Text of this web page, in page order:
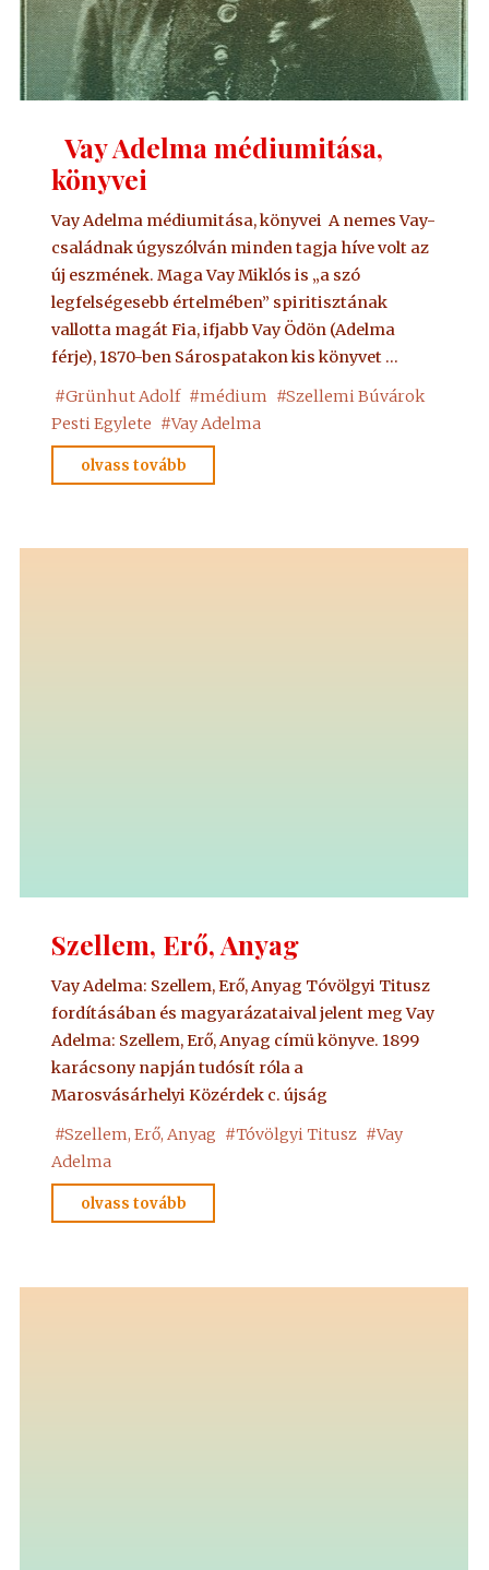
Vay Adelma médiumitása,
könyvei
Vay Adelma médiumitása, könyvei A nemes Vay-
családnak úgyszólván minden tagja híve volt az
új eszmének. Maga Vay Miklós is „a szó
legfelségesebb értelmében” spiritisztának
vallotta magát Fia, ifjabb Vay Ödön (Adelma
férje), 1870-ben Sárospatakon kis könyvet …
#Grünhut Adolf #médium #Szellemi Búvárok
Pesti Egylete #Vay Adelma
olvass tovább
Adelma
könyvei"
Szellem, Erő, Anyag
Vay Adelma: Szellem, Erő, Anyag Tóvölgyi Titusz
fordításában és magyarázataival jelent meg Vay
Adelma: Szellem, Erő, Anyag címü könyve. 1899
karácsony napján tudósít róla a
Marosvásárhelyi Közérdek c. újság
#Szellem, Erő, Anyag #Tóvölgyi Titusz #Vay
Adelma
olvass tovább
Erő,